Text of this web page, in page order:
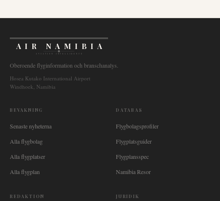
AIR NAMIBIA
AVIATION INTELLIGENCE
Oberoende flyginformation och branschanalys.
Hosea Kutako International Airport
Windhoek, Namibia
BEVAKNING
Senaste nyheterna
Alla flygbolag
Alla flygplatser
Alla flygplan
DATABAS
Flygbolagsprofiler
Flygplatsguider
Flygplansspec
Namibia Resor
REDAKTION JURIDIK